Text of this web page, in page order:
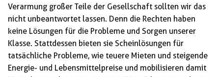
Verarmung großer Teile der Gesellschaft sollten wir das
nicht unbeantwortet lassen. Denn die Rechten haben
keine Lösungen für die Probleme und Sorgen unserer
Klasse. Stattdessen bieten sie Scheinlösungen für
tatsächliche Probleme, wie teuere Mieten und steigende
Energie- und Lebensmittelpreise und mobilisieren damit